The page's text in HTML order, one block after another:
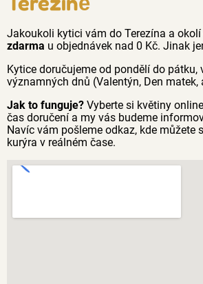
Jakoukoli kytici vám do Terezína a okolí
zdarma u objednávek nad 0 Kč. Jinak
Kytice doručujeme od pondělí do pátku,
významných dnů (Valentýn, Den matek,
Jak to funguje? Vyberte si květiny
čas doručení a my vás budeme
Navíc vám pošleme odkaz, kde můžete
kurýra v reálném čase.